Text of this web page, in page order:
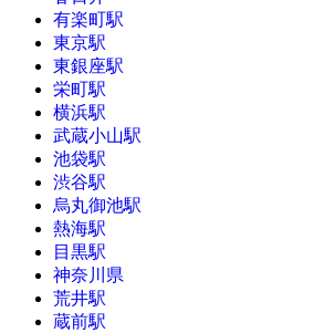
有楽町駅
東京駅
東銀座駅
栄町駅
横浜駅
武蔵小山駅
池袋駅
渋谷駅
烏丸御池駅
熱海駅
目黒駅
神奈川県
荒井駅
蔵前駅